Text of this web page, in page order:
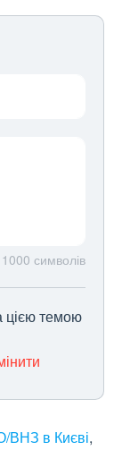
1000 символів
цією темою
ВНЗ в Києві,